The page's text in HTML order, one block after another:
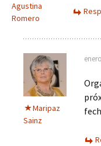
Agustina
Romero
Maripaz
Sainz